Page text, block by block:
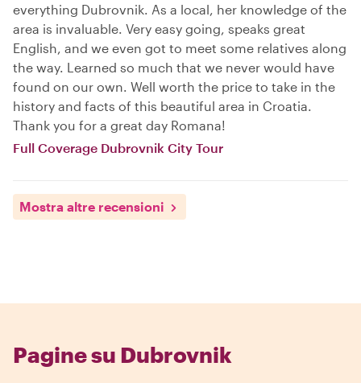
everything Dubrovnik. As a local, her knowledge of the
area is invaluable. Very easy going, speaks great
English, and we even got to meet some relatives along
the way. Learned so much that we never would have
found on our own. Well worth the price to take in the
history and facts of this beautiful area in Croatia.
Thank you for a great day Romana!
Full Coverage Dubrovnik City Tour
Mostra altre recensioni
Pagine su Dubrovnik